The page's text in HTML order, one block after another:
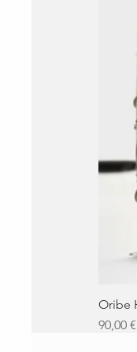
Oribe
Precio
90,00 €